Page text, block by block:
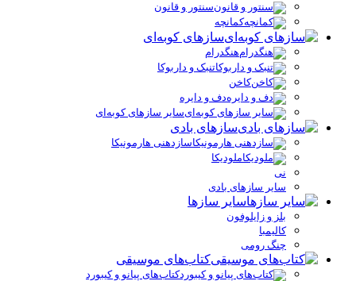
سنتور و قانون
کمانچه
سازهای کوبه‌ای
هنگدرام
تنبک و داربوکا
کاخن
دف و دایره
سایر سازهای کوبه‌ای
سازهای بادی
سازدهنی هارمونیکا
ملودیکا
نی
سایر سازهای بادی
سایر سازها
بلز و زایلوفون
کالیمبا
چنگ رومی
کتاب‌های موسیقی
کتاب‌های پیانو و کیبورد